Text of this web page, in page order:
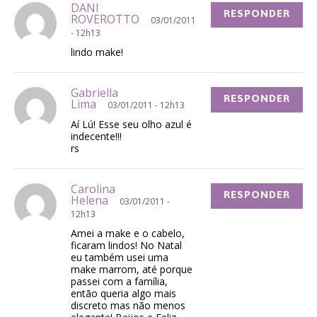
DANI
ROVEROTTO
03/01/2011
- 12h13
lindo make!
RESPONDER
Gabriella
Lima 03/01/2011 - 12h13
Aí Lú! Esse seu olho azul é
indecente!!!
rs
RESPONDER
Carolina
Helena
03/01/2011 -
12h13
Amei a make e o cabelo,
ficaram lindos! No Natal
eu também usei uma
make marrom, até porque
passei com a família,
então queria algo mais
discreto mas não menos
RESPONDER